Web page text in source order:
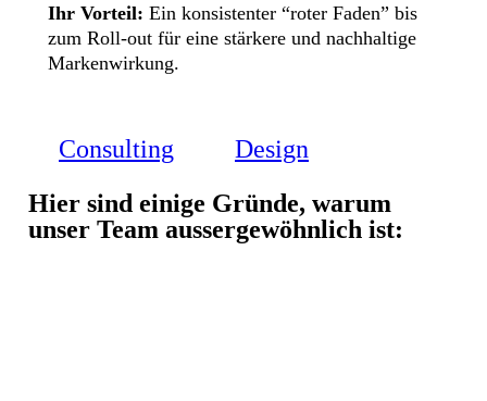
Ihr Vorteil: Ein konsistenter “roter Faden” bis
zum Roll-out für eine stärkere und nachhaltige
Markenwirkung.
Consulting
Design
Hier sind einige Gründe, warum
unser Team aussergewöhnlich ist: